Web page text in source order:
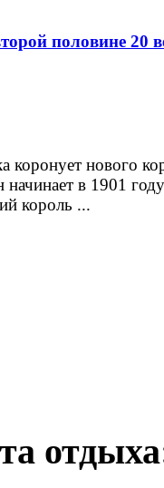
половине 20
коронует нового
в 1901
король ...